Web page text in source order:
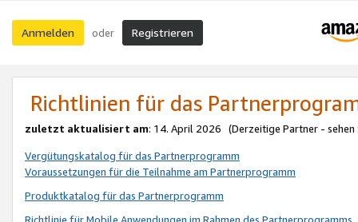
Anmelden oder Registrieren
Richtlinien für das
zuletzt aktualisiert am: 14. April 2026 (Derzeitige Partner - sehen
Vergütungskatalog für das Partnerprogramm
Voraussetzungen für die Teilnahme am Partnerprogramm
Produktkatalog für das Partnerprogramm